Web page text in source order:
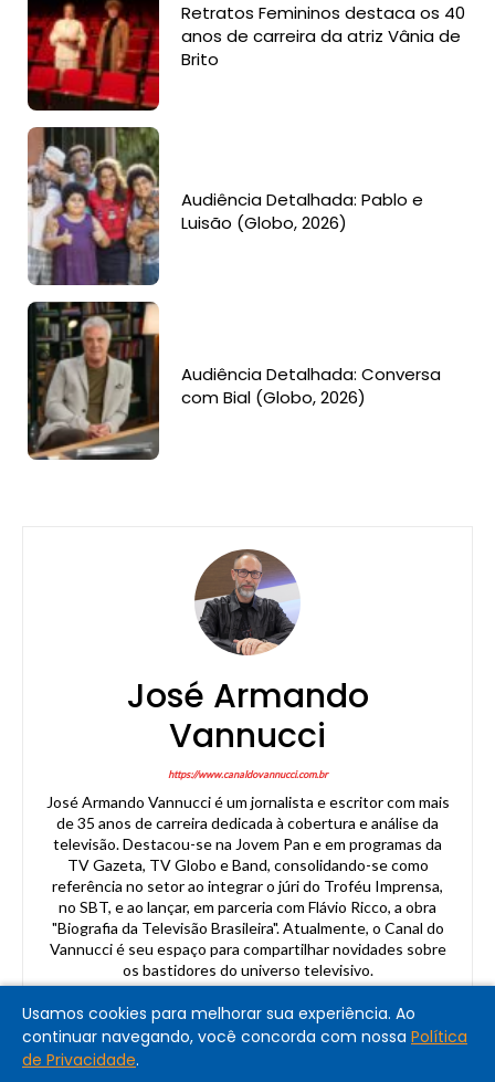
Retratos Femininos destaca os 40
anos de carreira da atriz Vânia de
Brito
Audiência Detalhada: Pablo e
Luisão (Globo, 2026)
Audiência Detalhada: Conversa
com Bial (Globo, 2026)
José Armando
Vannucci
https://www.canaldovannucci.com.br
José Armando Vannucci é um jornalista e escritor com mais
de 35 anos de carreira dedicada à cobertura e análise da
televisão. Destacou-se na Jovem Pan e em programas da
TV Gazeta, TV Globo e Band, consolidando-se como
referência no setor ao integrar o júri do Troféu Imprensa,
no SBT, e ao lançar, em parceria com Flávio Ricco, a obra
"Biografia da Televisão Brasileira". Atualmente, o Canal do
Vannucci é seu espaço para compartilhar novidades sobre
os bastidores do universo televisivo.
Usamos cookies para melhorar sua experiência. Ao
continuar navegando, você concorda com nossa Política
de Privacidade.